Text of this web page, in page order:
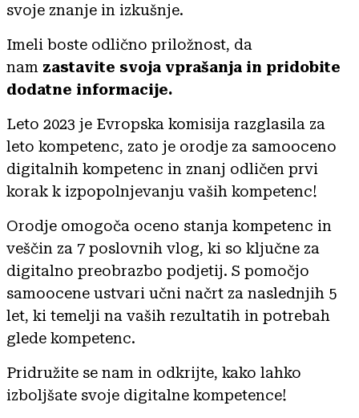
svoje znanje in izkušnje.
Imeli boste odlično priložnost, da
nam zastavite svoja vprašanja in pridobite
dodatne informacije.
Leto 2023 je Evropska komisija razglasila za
leto kompetenc, zato je orodje za samooceno
digitalnih kompetenc in znanj odličen prvi
korak k izpopolnjevanju vaših kompetenc!
Orodje omogoča oceno stanja kompetenc in
veščin za 7 poslovnih vlog, ki so ključne za
digitalno preobrazbo podjetij. S pomočjo
samoocene ustvari učni načrt za naslednjih 5
let, ki temelji na vaših rezultatih in potrebah
glede kompetenc.
Pridružite se nam in odkrijte, kako lahko
izboljšate svoje digitalne kompetence!